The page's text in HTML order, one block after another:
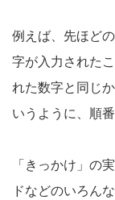
例えば、先ほど
字が入力された
れた数字と同じ
いうように、順
「きっかけ」の
ドなどのいろん